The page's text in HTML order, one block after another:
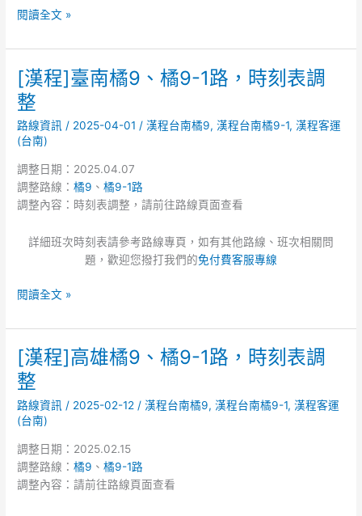
刻
閱讀全文 »
[漢程]臺南橘9、橘9-1路，時刻表調
整
路線資訊 / 2025-04-01/漢程台南橘9,漢程台南橘9-1,漢程客運
(台南)
調整日期：2025.04.07
調整路線：橘9 、橘9-1路
調整內容：時刻表調整，請前往路線頁面查看
詳細班次時刻表請參考路線專頁，如有其他路線、班次相關問
題，歡迎您撥打我們的免付費客服專線
[漢
程]
臺
南
橘
9、
橘
9-
路，
表
閱讀全文 »
[漢程]高雄橘9、橘9-1路，時刻表調
整
路線資訊 / 2025-02-12/漢程台南橘9,漢程台南橘9-1,漢程客運
(台南)
調整日期：2025.02.15
調整路線：橘9 、橘9-1路
調整內容：請前往路線頁面查看
[漢
程]
高
雄
橘
9、
橘
9-